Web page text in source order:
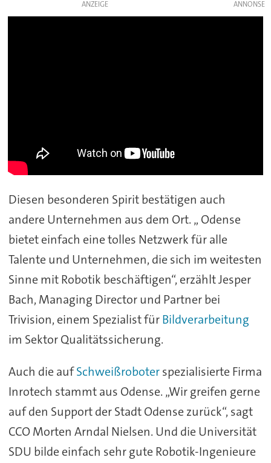
ANZEIGE
Diesen besonderen Spirit bestätigen auch
andere Unternehmen aus dem Ort. „ Odense
bietet einfach eine tolles Netzwerk für alle
Talente und Unternehmen, die sich im weitesten
Sinne mit Robotik beschäftigen“, erzählt Jesper
Bach, Managing Director und Partner bei
Trivision, einem Spezialist fürBildverarbeitung
im Sektor Qualitätssicherung.
Auch die aufSchweißroboterspezialisierte Firma
Inrotech stammt aus Odense. „Wir greifen gerne
auf den Support der Stadt Odense zurück“, sagt
CCO Morten Arndal Nielsen. Und die Universität
SDU bilde einfach sehr gute Robotik-Ingenieure